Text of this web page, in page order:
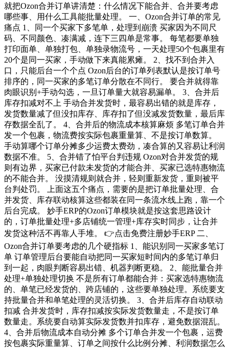
就把Ozon合并订单讲清楚：什么情况下能合并、合并要考虑
哪些事、用什么工具能批量处理。 一、Ozon合并订单的常见
痛点 1、同一个买家下多笔单，处理到崩溃 买家因为不同尺
码、不同颜色、凑满减，连下三四单是常事。 每笔都要单独
打印面单、单独打包、单独录物流号，一天处理50个包裹里有
20个是同一买家，手动做下来真能累瘫。 2、找不到合并入
口，只能后台一个个点 Ozon后台的订单列表默认是按订单号
排序的，同一买家的多笔订单分散在不同行。 要合并就得靠
肉眼识别+手动勾选，一旦订单量大就容易漏单。 3、合并后
库存扣减对不上 手动合并发货时，最容易出错的就是库存，
发货数量减了但没扣库存、库存扣了但没减发货数量，最后库
存数据全乱了。 4、合并后的物流成本核算麻烦 多笔订单合并
发一个包裹，物流费按实际包裹重量算、不是按订单数算。
手动算哪个订单分摊多少运费太费劲，凑合算的又容易让利润
数据不准。 5、合并错了怕平台判违规 Ozon对合并发货的规
则有边界，买家已付款未发货的才能合并、买家已选特惠物流
的不能合并。 没摸清规则就合并，轻则重新发货，重则被平
台判处罚。 上面这五个痛点，需要的是把订单批量处理、合
并发货、库存联动核算这些都装在同一条流水线上跑，靠一个
后台完成。 妙手ERP的Ozon订单模块就是按这套思路设计
的，订单批量处理+多店铺统一管理+库存实时同步，让合并
发货这种活不再靠人手堆。 👉点击免费注册妙手ERP 二、
Ozon合并订单要考虑的几个硬指标 1、能识别同一买家多笔订
单 订单管理后台要能自动把同一买家短时间内的多笔订单归
到一起，肉眼判断容易出错、机器判断更稳。 2、能批量合并
处理+单独处理切换 不是所有订单都能合并：买家选特惠物流
的、单笔已经发货的、跨店铺的，这些要单独处理。系统要支
持批量合并和单笔处理的灵活切换。 3、合并后库存自动联动
扣减 合并发货时，库存扣减按实际发货数量走，不是按订单
数量走。系统要自动算实际发货数并扣库存，避免数据混乱。
4、合并后物流成本自动分摊 多个订单合并发一个包裹，运费
按包裹实际重量算、订单之间按什么比例分摊、利润数据怎么